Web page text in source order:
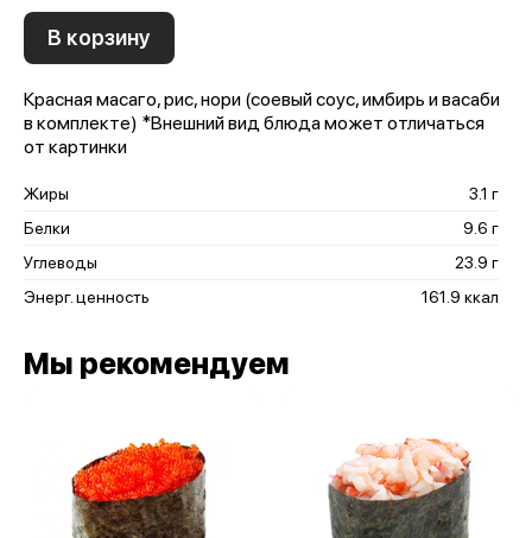
В корзину
Красная масаго, рис, нори (соевый соус, имбирь и васаби
в комплекте) *Внешний вид блюда может отличаться
от картинки
Жиры
3.1 г
Белки
9.6 г
Углеводы
23.9 г
Энерг. ценность
161.9 ккал
Мы рекомендуем